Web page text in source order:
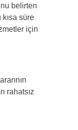
belirten
kısa süre
için
rahatsız